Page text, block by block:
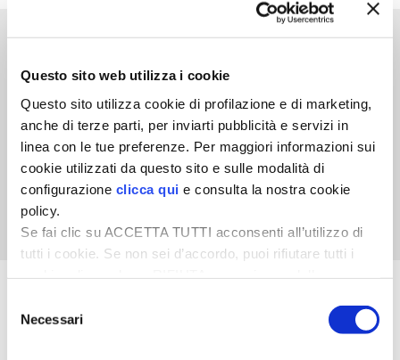
Questo sito web utilizza i cookie
Questo sito utilizza cookie di profilazione e di marketing,
anche di terze parti, per inviarti pubblicità e servizi in
linea con le tue preferenze. Per maggiori informazioni sui
cookie utilizzati da questo sito e sulle modalità di
configurazione clicca qui e consulta la nostra cookie
policy.
Se fai clic su ACCETTA TUTTI acconsenti all’utilizzo di
tutti i cookie. Se non sei d’accordo, puoi rifiutare tutti i
desideri accettare e cliccando ACCETTA SELEZIONATI.
delNecessari
PENSA ALTERNATIVO
GARDENA
VERONESI
RIMANI A CONTATTO CON LA NATURA
CRESCERE INSIEME
AGROFARMACI 2024 –
PER AGRICOLTURA
INTEGRATA E
BIOLOGICA